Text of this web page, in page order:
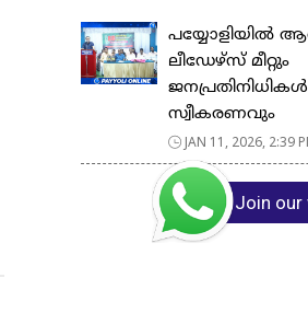
പയ്യോളിയിൽ
ലീഡേഴ്‌സ് മീറ്റും
സ്വീകരണവും
JAN 11, 2026, 2:39
Join our